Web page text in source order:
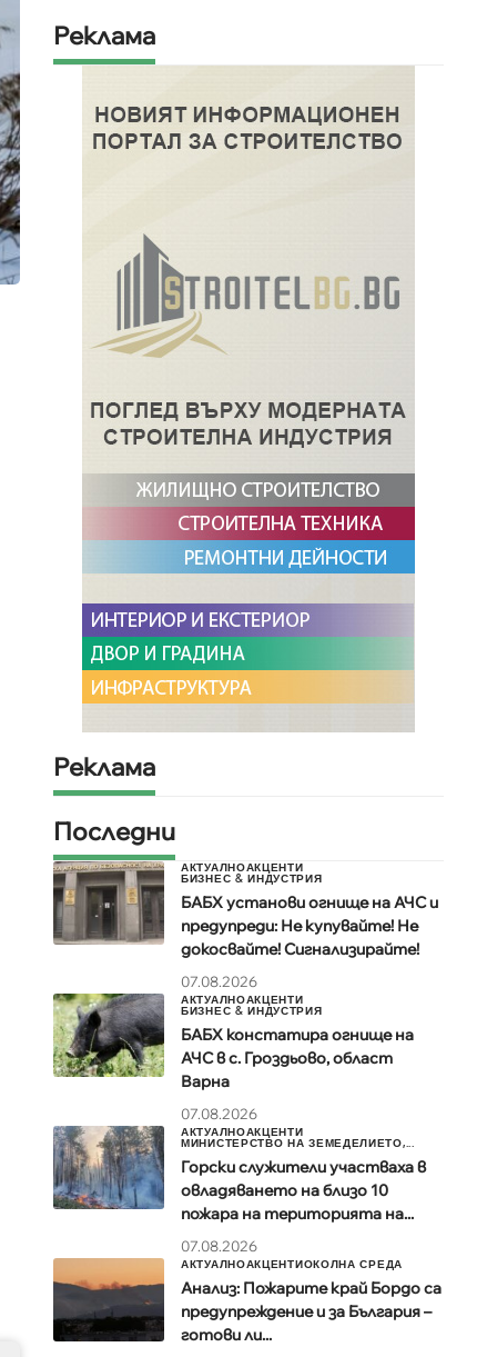
Реклама
Реклама
Последни
АКТУАЛНОАКЦЕНТИ
БИЗНЕС & ИНДУСТРИЯ
БАБХ установи огнище на АЧС и
предупреди: Не купувайте! Не
докосвайте! Сигнализирайте!
07.08.2026
АКТУАЛНОАКЦЕНТИ
БИЗНЕС & ИНДУСТРИЯ
БАБХ констатира огнище на
АЧС в с. Гроздьово, област
Варна
07.08.2026
АКТУАЛНОАКЦЕНТИ
МИНИСТЕРСТВО НА ЗЕМЕДЕЛИЕТО,...
Горски служители участваха в
овладяването на близо 10
пожара на територията на...
07.08.2026
АКТУАЛНОАКЦЕНТИОКОЛНА СРЕДА
Анализ: Пожарите край Бордо са
предупреждение и за България –
готови ли...